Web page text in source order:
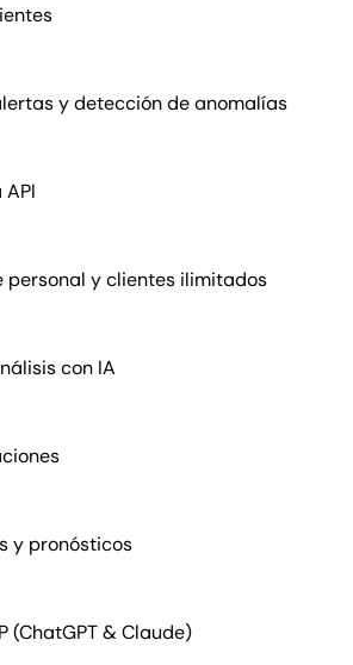
y detección de anomalías
personal y clientes ilimitados
con IA
y pronósticos
(ChatGPT & Claude)